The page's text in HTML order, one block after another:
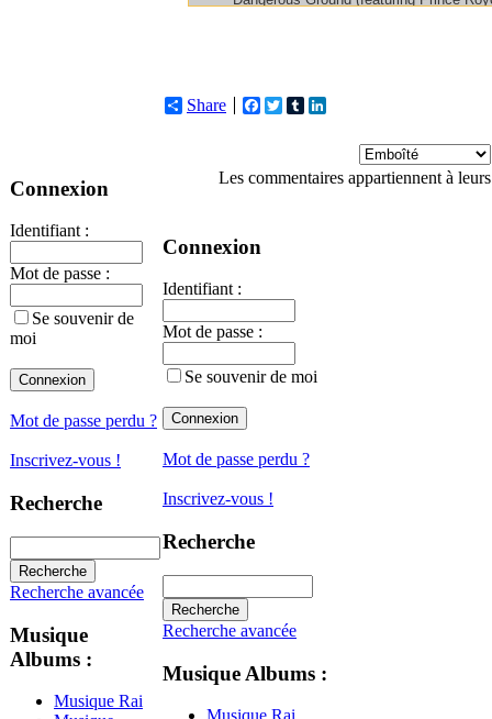
Connexion
Identifiant :
Mot de passe :
Se souvenir de
moi
Mot de passe perdu ?
Inscrivez-vous !
Recherche
Recherche avancée
Musique
Albums :
Musique Rai
Share Facebook
TwitterTumblr
Les commentaires appartiennent à
Connexion
Identifiant :
Mot de passe :
Se souvenir de moi
Mot de passe perdu ?
Inscrivez-vous !
Recherche
Recherche avancée
Musique Albums :